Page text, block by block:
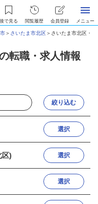
後で見る 閲覧履歴 会員登録 メニュー
＞ さいたま市北区＞ さいたま市北区・
転職・求人情報
絞り込む
選択
区) 選択
選択